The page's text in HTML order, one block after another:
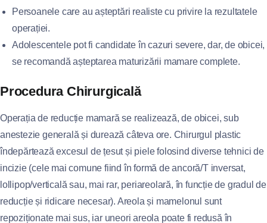
Persoanele care au așteptări realiste cu privire la rezultatele
operației.
Adolescentele pot fi candidate în cazuri severe, dar, de obicei,
se recomandă așteptarea maturizării mamare complete.
Procedura Chirurgicală
Operația de reducție mamară se realizează, de obicei, sub
anestezie generală și durează câteva ore. Chirurgul plastic
îndepărtează excesul de țesut și piele folosind diverse tehnici de
incizie (cele mai comune fiind în formă de ancoră/T inversat,
lollipop/verticală sau, mai rar, periareolară, în funcție de gradul de
reducție și ridicare necesar). Areola și mamelonul sunt
repoziționate mai sus, iar uneori areola poate fi redusă în